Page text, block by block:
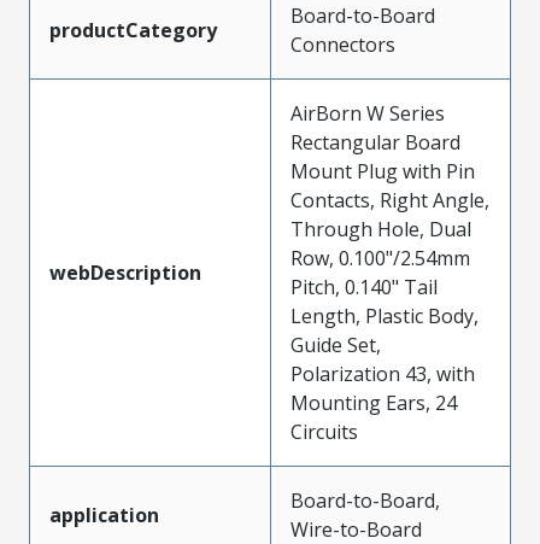
productCategory
Board-to-Board
Connectors
webDescription
AirBorn W Series
Rectangular Board
Mount Plug with Pin
Contacts, Right Angle,
Through Hole, Dual
Row, 0.100"/2.54mm
Pitch, 0.140" Tail
Length, Plastic Body,
Guide Set,
Polarization 43, with
Mounting Ears, 24
Circuits
application
Board-to-Board,
Wire-to-Board